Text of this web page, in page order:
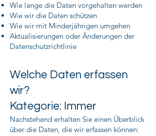
Wie lange die Daten vorgehalten werden
Wie wir die Daten schützen
Wie wir mit Minderjährigen umgehen
Aktualisierungen oder Änderungen der
Datenschutzrichtlinie
Welche Daten erfassen
wir?
Kategorie: Immer
Nachstehend erhalten Sie einen Überblick
über die Daten, die wir erfassen können: